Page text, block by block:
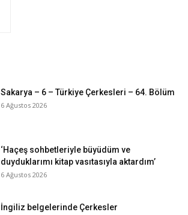
Sakarya – 6 – Türkiye Çerkesleri – 64. Bölüm
6 Ağustos 2026
‘Haçeş sohbetleriyle büyüdüm ve
duyduklarımı kitap vasıtasıyla aktardım’
6 Ağustos 2026
İngiliz belgelerinde Çerkesler